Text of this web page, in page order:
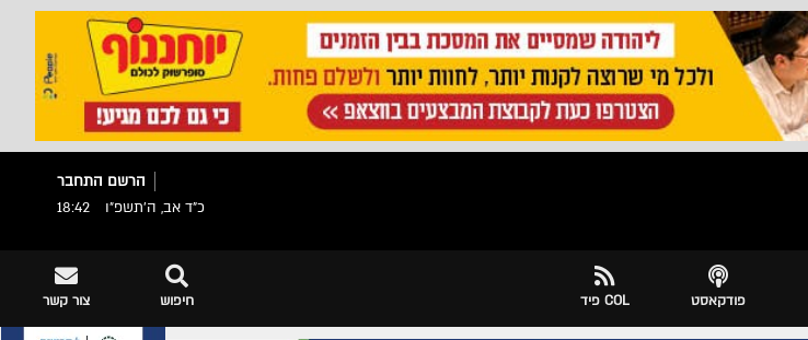
הרשם התחבר
כ"ד אב, ה׳תשפ״ו
18:42
פודקאסט COL פיד צור קשר חיפוש